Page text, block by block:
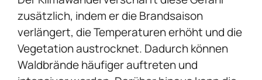
zusätzlich, indem er die Brandsaison
verlängert, die Temperaturen erhöht und die
Vegetation austrocknet. Dadurch können
Waldbrände häufiger auftreten und